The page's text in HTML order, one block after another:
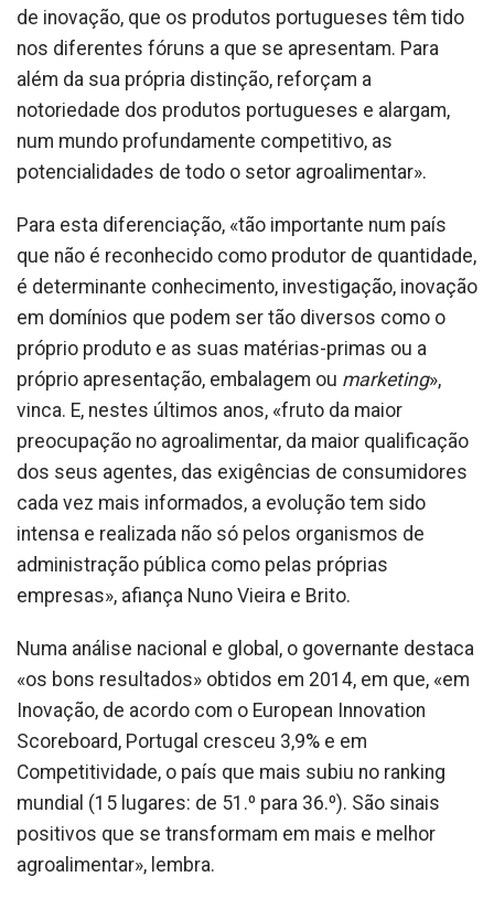
de inovação, que os produtos portugueses têm tido
nos diferentes fóruns a que se apresentam. Para
além da sua própria distinção, reforçam a
notoriedade dos produtos portugueses e alargam,
num mundo profundamente competitivo, as
potencialidades de todo o setor agroalimentar».
Para esta diferenciação, «tão importante num país
que não é reconhecido como produtor de quantidade,
é determinante conhecimento, investigação, inovação
em domínios que podem ser tão diversos como o
próprio produto e as suas matérias-primas ou a
próprio apresentação, embalagem ou marketing»,
vinca. E, nestes últimos anos, «fruto da maior
preocupação no agroalimentar, da maior qualificação
dos seus agentes, das exigências de consumidores
cada vez mais informados, a evolução tem sido
intensa e realizada não só pelos organismos de
administração pública como pelas próprias
empresas», afiança Nuno Vieira e Brito.
Numa análise nacional e global, o governante destaca
«os bons resultados» obtidos em 2014, em que, «em
Inovação, de acordo com o European Innovation
Scoreboard, Portugal cresceu 3,9% e em
Competitividade, o país que mais subiu no ranking
mundial (15 lugares: de 51.º para 36.º). São sinais
positivos que se transformam em mais e melhor
agroalimentar», lembra.